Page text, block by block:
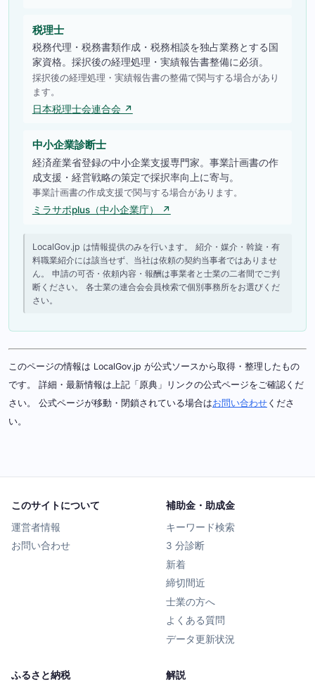
税理士
税務代理・税務書類作成・税務相談を独占業務とする国
家資格。採択後の経理処理・実績報告書整備に必須。
採択後の経理処理・実績報告書の整備で関与する場合があり
ます。
日本税理士会連合会 ↗
中小企業診断士
経済産業省登録の中小企業支援専門家。事業計画書の作
成支援・経営戦略の策定で採択率向上に寄与。
事業計画書の作成支援で関与する場合があります。
ミラサポplus（中小企業庁） ↗
LocalGov.jp は情報提供のみを行います。 紹介・媒介・斡旋・有
料職業紹介には該当せず、当社は依頼の契約当事者ではありませ
ん。 申請の可否・依頼内容・報酬は事業者と士業の二者間でご判
断ください。 各士業の連合会会員検索で個別事務所をお選びくだ
さい。
このページの情報は LocalGov.jp が公式ソースから取得・整理したもの
です。 詳細・最新情報は上記「原典」リンクの公式ページをご確認くだ
さい。 公式ページが移動・閉鎖されている場合はお問い合わせ くださ
い。
このサイトについて
運営者情報
お問い合わせ
補助金・助成金
キーワード検索
3 分診断
新着
締切間近
士業の方へ
よくある質問
データ更新状況
ふるさと納税 解説